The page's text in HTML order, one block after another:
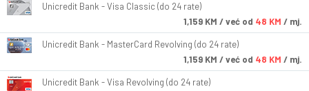
Unicredit Bank - Visa Classic (do 24 rate)
1,159 KM / već od 48 KM / mj.
Unicredit Bank - MasterCard Revolving (do 24 rate)
1,159 KM / već od 48 KM / mj.
Unicredit Bank - Visa Revolving (do 24 rate)